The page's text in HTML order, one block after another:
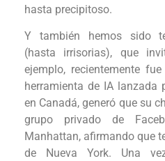
hasta precipitoso.
Y también hemos sido
(hasta irrisorias), que
ejemplo, recientemente
herramienta de IA lanzada
en Canadá, generó que su
grupo privado de
Manhattan, afirmando que
de Nueva York. Una